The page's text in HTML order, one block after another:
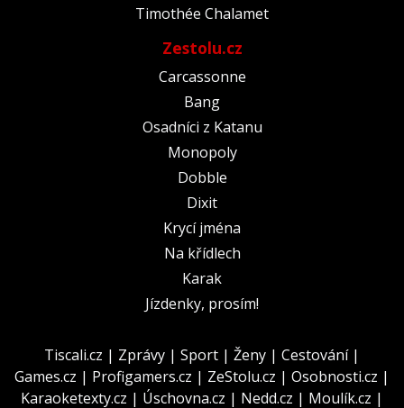
Timothée Chalamet
Zestolu.cz
Carcassonne
Bang
Osadníci z Katanu
Monopoly
Dobble
Dixit
Krycí jména
Na křídlech
Karak
Jízdenky, prosím!
Tiscali.cz | Zprávy | Sport | Ženy | Cestování|
Games.cz | Profigamers.cz | ZeStolu.cz | Osobnosti.cz |
Karaoketexty.cz | Úschovna.cz | Nedd.cz | Moulík.cz |